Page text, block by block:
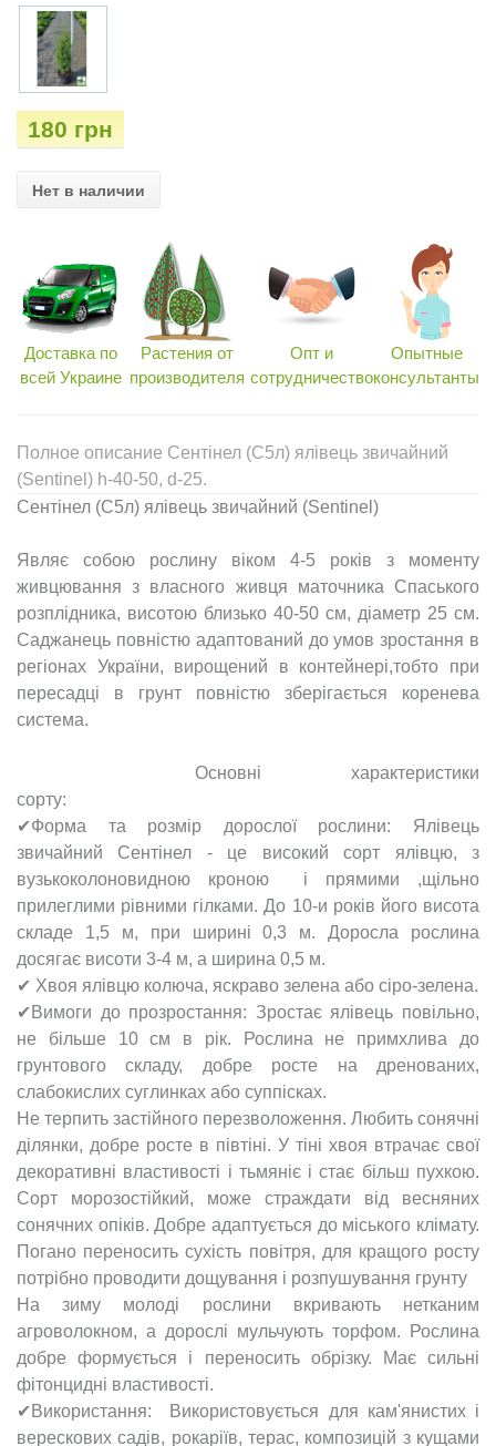
180 грн
Нет в наличии
Доставка по
всей Украине
Растения от
производителя
Опт и
сотрудничество
Опытные
консультанты
Полное описание Сентінел (С5л) ялівець звичайний
(Sentinel) h-40-50, d-25.
Сентінел (С5л) ялівець звичайний (Sentinel)
Являє собою рослину віком 4-5 років з моменту
живцювання з власного живця маточника Спаського
розплідника, висотою близько 40-50 см, діаметр 25 см.
Саджанець повністю адаптований до умов зростання в
регіонах України, вирощений в контейнері,тобто при
пересадці в грунт повністю зберігається коренева
система.
Основні характеристики
✔Форма та розмір дорослої рослини: Ялівець
звичайний Сентінел - це високий сорт ялівцю, з
вузькоколоновидною кроною і прямими ,щільно
прилеглими рівними гілками. До 10-и років його висота
складе 1,5 м, при ширині 0,3 м. Доросла рослина
досягає висоти 3-4 м, а ширина 0,5 м.
✔ Хвоя ялівцю колюча, яскраво зелена або сіро-зелена.
✔Вимоги до прозростання: Зростає ялівець повільно,
не більше 10 см в рік. Рослина не примхлива до
грунтового складу, добре росте на дренованих,
слабокислих суглинках або суппісках.
Не терпить застійного перезволоження. Любить сонячні
ділянки, добре росте в півтіні. У тіні хвоя втрачає свої
декоративні властивості і тьмяніє і стає більш пухкою.
Сорт морозостійкий, може страждати від весняних
сонячних опіків. Добре адаптується до міського клімату.
Погано переносить сухість повітря, для кращого росту
потрібно проводити дощування і розпушування грунту
На зиму молоді рослини вкривають нетканим
агроволокном, а дорослі мульчують торфом. Рослина
добре формується і переносить обрізку. Має сильні
фітонцидні властивості.
✔Використання: Використовується для кам'янистих і
верескових садів, рокаріїв, терас, композицій з кущами